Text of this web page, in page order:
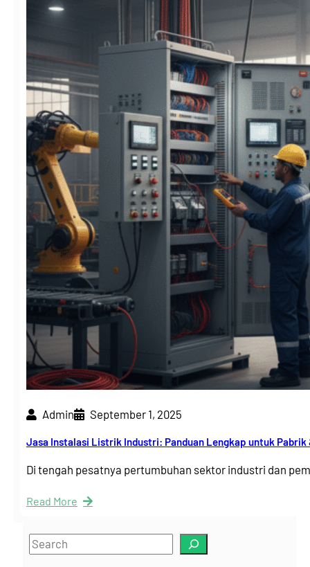
Admin September 1, 2025
Jasa Instalasi Listrik Industri: Panduan Lengkap untuk Pabrik
Di tengah pesatnya pertumbuhan sektor industri dan
Read More
S